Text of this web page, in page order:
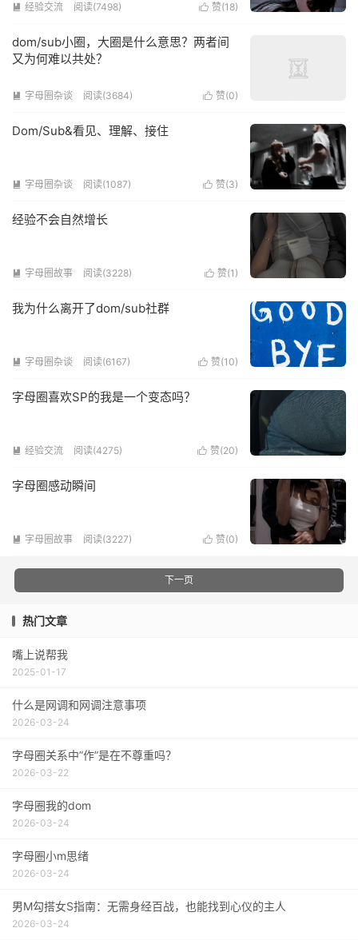
 赞(18)
 经验交流 阅读(7498)
dom/sub小圈，大圈是什么意思？两者间
又为何难以共处？
 赞(0)
 字母圈杂谈 阅读(3684)
Dom/Sub&看见、理解、接住
 赞(3)
 字母圈杂谈 阅读(1087)
经验不会自然增长
 赞(1 )
 字母圈故事 阅读(3228)
我为什么离开了dom/sub社群
 赞(10)
 字母圈杂谈 阅读(6167)
字母圈喜欢SP的我是一个变态吗？
 赞(20)
 经验交流 阅读(4275)
字母圈感动瞬间
 赞(0)
 字母圈故事 阅读(3227)
下一页
热门文章
嘴上说帮我
2025-01-17
什么是网调和网调注意事项
2026-03-24
字母圈关系中”作”是在不尊重吗？
2026-03-22
字母圈我的dom
2026-03-24
字母圈小m思绪
2026-03-24
男M勾搭女S指南：无需身经百战，也能找到心仪的主人
2026-03-24